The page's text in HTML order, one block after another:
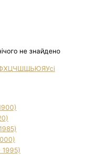
не знайдено
ХЦЧШЩЬЮЯУсі
1995)